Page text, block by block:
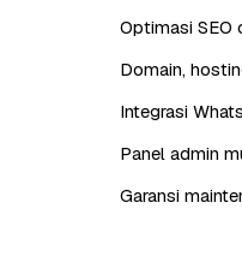
Optimasi SEO
Domain,
Integrasi
Panel admin
Garansi